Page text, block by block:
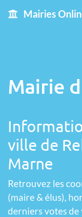
Mairies
Mairie
ville de
Marne
Retrouvez les
(maire & élus),
derniers votes de